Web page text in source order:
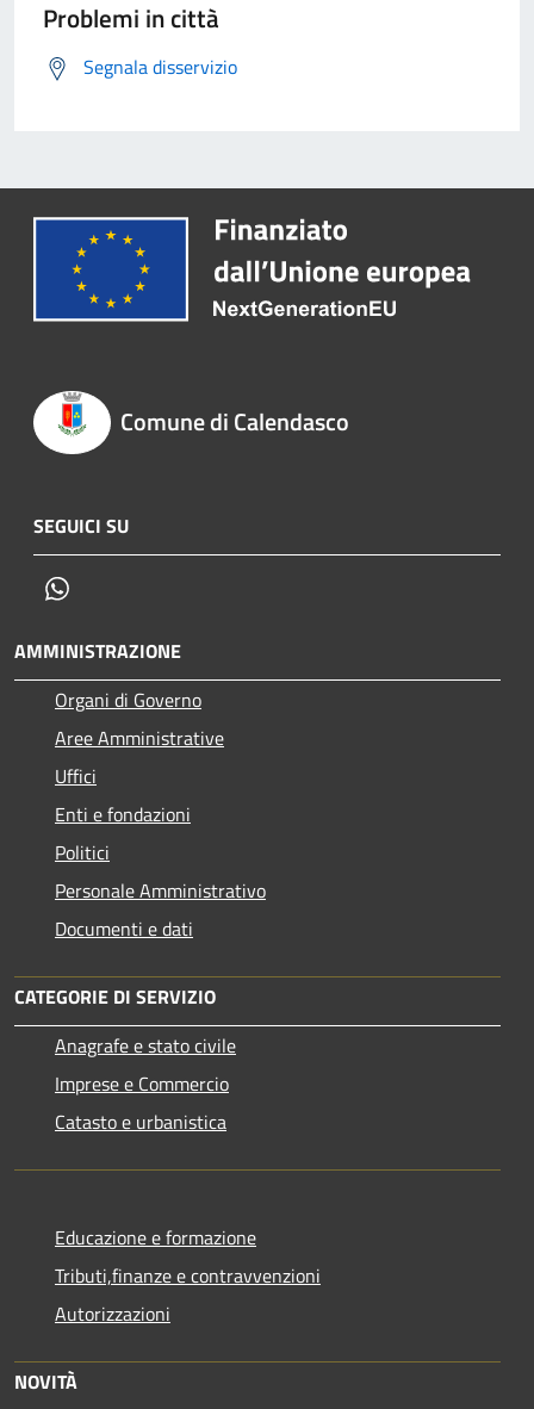
Problemi in città
Segnala disservizio
Comune di Calendasco
SEGUICI SU
AMMINISTRAZIONE
Organi di Governo
Aree Amministrative
Uffici
Enti e fondazioni
Politici
Personale Amministrativo
Documenti e dati
CATEGORIE DI SERVIZIO
Anagrafe e stato civile
Imprese e Commercio
Catasto e urbanistica
Educazione e formazione
Tributi,finanze e contravvenzioni
Autorizzazioni
NOVITÀ